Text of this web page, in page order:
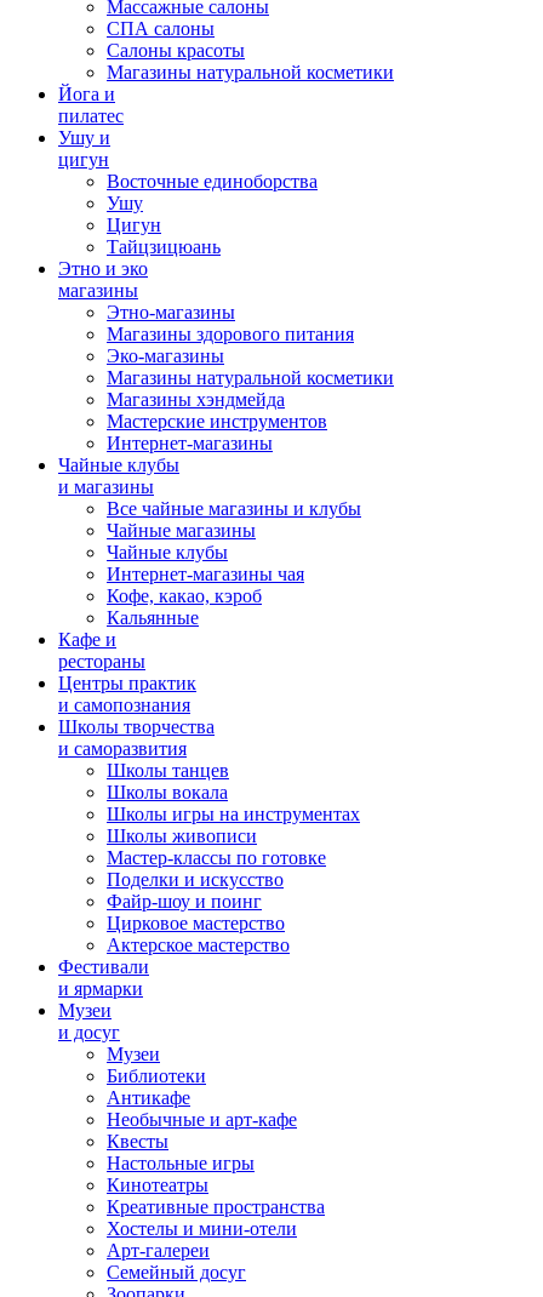
Массажные салоны
СПА салоны
Салоны красоты
Магазины натуральной косметики
Йога и
пилатес
Ушу и
цигун
Восточные единоборства
Ушу
Цигун
Тайцзицюань
Этно и эко
магазины
Этно-магазины
Магазины здорового питания
Эко-магазины
Магазины натуральной косметики
Магазины хэндмейда
Мастерские инструментов
Интернет-магазины
Чайные клубы
и магазины
Все чайные магазины и клубы
Чайные магазины
Чайные клубы
Интернет-магазины чая
Кофе, какао, кэроб
Кальянные
Кафе и
рестораны
Центры практик
и самопознания
Школы творчества
и саморазвития
Школы танцев
Школы вокала
Школы игры на инструментах
Школы живописи
Мастер-классы по готовке
Поделки и искусство
Файр-шоу и поинг
Цирковое мастерство
Актерское мастерство
Фестивали
и ярмарки
Музеи
и досуг
Музеи
Библиотеки
Антикафе
Необычные и арт-кафе
Квесты
Настольные игры
Кинотеатры
Креативные пространства
Хостелы и мини-отели
Арт-галереи
Семейный досуг